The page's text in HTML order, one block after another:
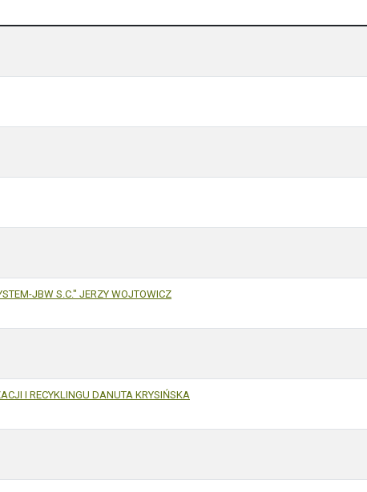
JBW S.C." JERZY WOJTOWICZ
I RECYKLINGU DANUTA KRYSIŃSKA